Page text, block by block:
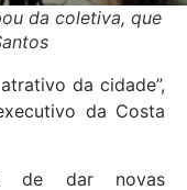
da coletiva, que
da cidade”,
da Costa
de dar novas